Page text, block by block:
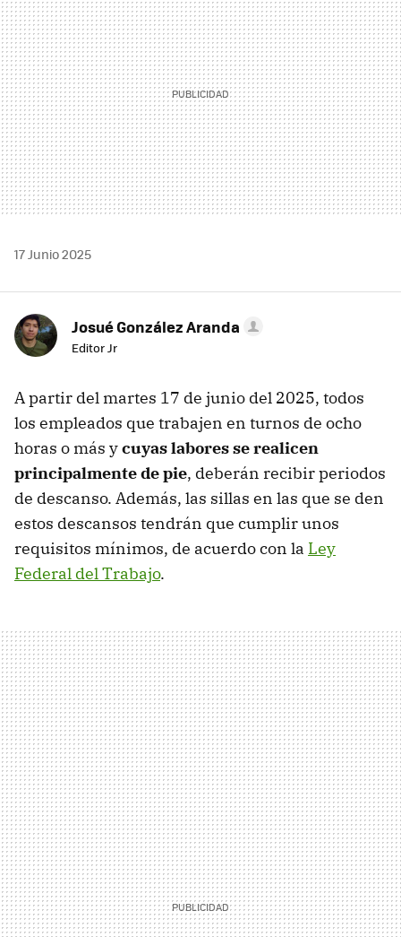
17 Junio 2025
Josué González Aranda
Editor Jr
A partir del martes 17 de junio del 2025, todos
los empleados que trabajen en turnos de ocho
horas o más ycuyas labores se realicen
principalmente de pie, deberán recibir periodos
de descanso. Además, las sillas en las que se den
estos descansos tendrán que cumplir unos
requisitos mínimos, de acuerdo con la Ley
Federal del Trabajo.